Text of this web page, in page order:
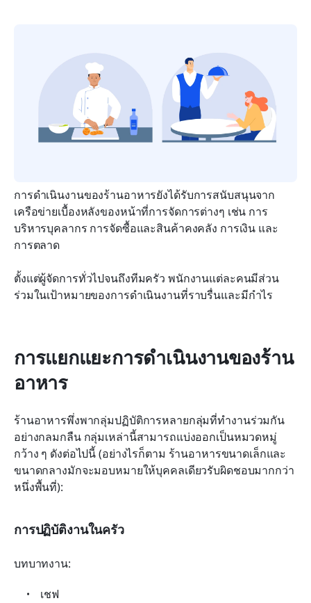
การดำเนินงานของร้านอาหารยังได้รับการสนับสนุนจาก
เครือข่ายเบื้องหลังของหน้าที่การจัดการต่างๆ เช่น การ
บริหารบุคลากร การจัดซื้อและสินค้าคงคลัง การเงิน และ
การตลาด
ตั้งแต่ผู้จัดการทั่วไปจนถึงทีมครัว พนักงานแต่ละคนมีส่วน
ร่วมในเป้าหมายของการดำเนินงานที่ราบรื่นและมีกำไร
การแยกแยะการดำเนินงานของร้าน
อาหาร
ร้านอาหารพึ่งพากลุ่มปฏิบัติการหลายกลุ่มที่ทำงานร่วมกัน
อย่างกลมกลืน กลุ่มเหล่านี้สามารถแบ่งออกเป็นหมวดหมู่
กว้าง ๆ ดังต่อไปนี้ (อย่างไรก็ตาม ร้านอาหารขนาดเล็กและ
ขนาดกลางมักจะมอบหมายให้บุคคลเดียวรับผิดชอบมากกว่า
หนึ่งพื้นที่):
การปฏิบัติงานในครัว
บทบาทงาน:
เชฟ